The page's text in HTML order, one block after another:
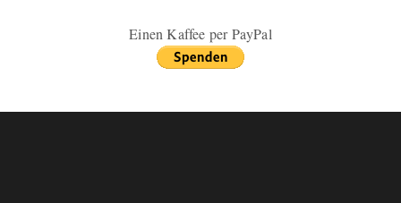
Einen Kaffee per PayPal